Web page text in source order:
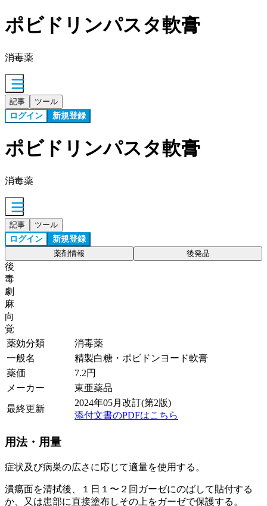
ポビドリンパスタ軟膏
消毒薬
記事 ツール
ログイン 新規登録
ポビドリンパスタ軟膏
消毒薬
記事 ツール
ログイン 新規登録
薬剤情報 後発品
後
毒
劇
麻
向
覚
薬効分類
消毒薬
一般名
精製白糖・ポビドンヨード軟膏
薬価
7.2円
メーカー
東亜薬品
最終更新
2024年05月改訂(第2版)
添付文書のPDFはこちら
用法・用量
症状及び病巣の広さに応じて適量を使用する。
潰瘍面を清拭後、１日１〜２回ガーゼにのばして貼付する
か、又は患部に直接塗布しその上をガーゼで保護する。